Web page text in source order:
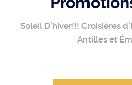
Soleil D'hiver!!! Croisières
Antilles et